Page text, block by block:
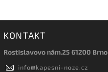
KONTAKT
Rostislavovo nám.25 61200 Brno
info@kapesni-noze.cz